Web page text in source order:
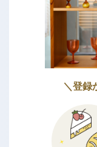
＼登録